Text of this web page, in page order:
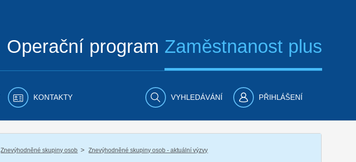
Operační program Zaměstnanost plus
KONTAKTY VYHLEDÁVÁNÍ PŘIHLÁŠENÍ
Znevýhodněné skupiny osob / Znevýhodněné skupiny osob - aktuální výzvy